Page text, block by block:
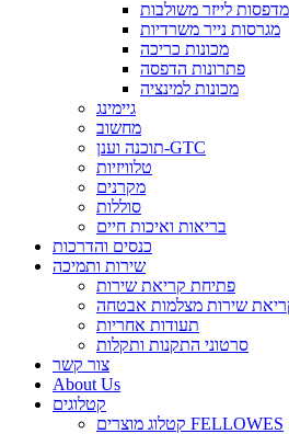
מגרסות נייר משרדיות
מכונות כריכה
פתרונות הדפסה
מכונות למינציה
גיימינג
מחשוב
תוכנה וענן-GTC
טלוויזיות
מקרנים
סוללות
בריאות ואיכות חיים
כנסים והדרכות
שירות ותמיכה
פתיחת קריאת שירות
תעודות אחריות
סרטוני התקנות ותקלות
צור קשר
About Us
קטלוגים
קטלוג מוצרים FELLOWES